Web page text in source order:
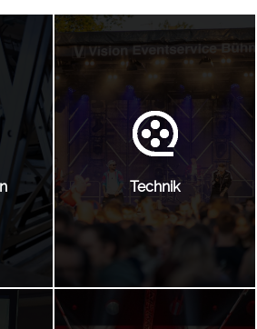
Technik